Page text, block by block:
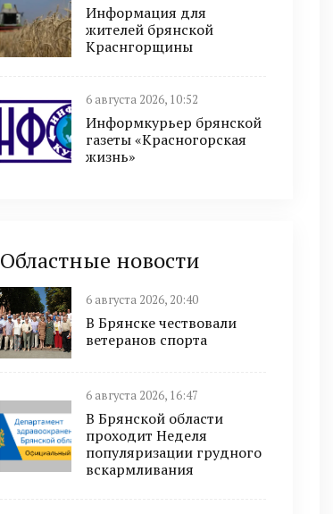
Информация для
жителей брянской
Краснгорщины
6 августа 2026, 10:52
Информкурьер брянской
газеты «Красногорская
жизнь»
Областные новости
6 августа 2026, 20:40
В Брянске чествовали
ветеранов спорта
6 августа 2026, 16:47
В Брянской области
проходит Неделя
популяризации грудного
вскармливания